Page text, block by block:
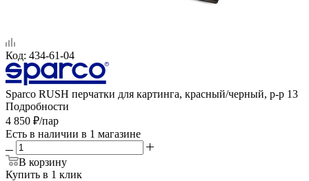
Код: 434-61-04
Sparco RUSH перчатки для картинга, красный/черный, р-р 13
Подробности
4 850 ₽/пар
Есть в наличии в 1 магазине
В корзину
Купить в 1 клик